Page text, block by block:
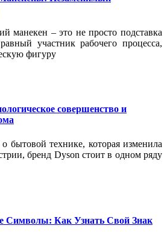
манекен – это не просто подставка
участник рабочего процесса,
фигуру
совершенство и
о бытовой технике, которая изменила
бренд Dyson стоит в одном ряду
Символы: Как Узнать Свой Знак